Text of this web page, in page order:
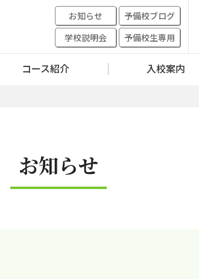
お知らせ
予備校ブログ
学校説明会
予備校生専用
コース紹介 入校案内
お知らせ